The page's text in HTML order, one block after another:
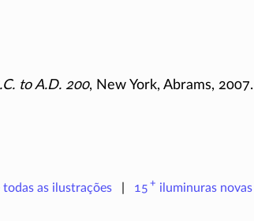
to A.D. 200, New York, Abrams, 2007.
todas as ilustrações 15 + iluminurasnovas